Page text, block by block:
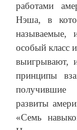
работами
Нэша, в
особый класс
выигрывают,
принципы
развиты
«Семь